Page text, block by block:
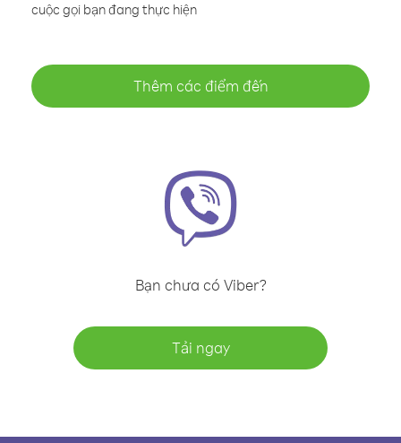
cuộc gọi bạn đang thực hiện
Thêm các điểm đến
Bạn chưa có Viber?
Tải ngay